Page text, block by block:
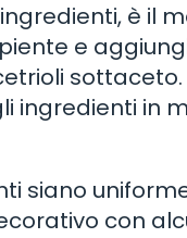
è il
e
ingredienti in
siano
con